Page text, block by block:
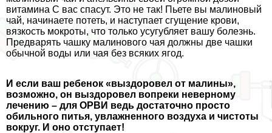
витамина С вас спасут. Это не так! Пьете вы малиновый
чай, начинаете потеть, и наступает сгущение крови,
вязкость мокроты, что только усугубляет вашу болезнь.
Предварять чашку малинового чая должны две чашки
обычной воды или чая без всяких ягод.
И если ваш ребенок «выздоровел от малины»,
возможно, он выздоровел вопреки неверному
лечению – для ОРВИ ведь достаточно просто
обильного питья, увлажненного воздуха и чистоты
вокруг. И оно отступает!